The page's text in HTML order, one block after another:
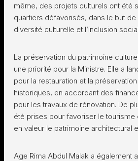
même, des projets culturels ont été
quartiers défavorisés, dans le but
diversité culturelle et l’inclusion
La préservation du patrimoine
une priorité pour la Ministre. Elle a
pour la restauration et la
historiques, en accordant des
pour les travaux de rénovation. De
été prises pour favoriser le tourisme
en valeur le patrimoine architectural
Age Rima Abdul Malak a également